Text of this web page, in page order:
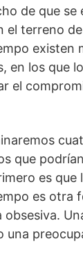
de que se
el terreno
existen
en los que
el
que
es que
es otra
una